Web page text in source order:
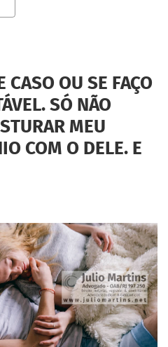
QUERO
ESTAMOS
CASO OU SE FAÇO
SÓ NÃO
MEU
COM O DELE. E